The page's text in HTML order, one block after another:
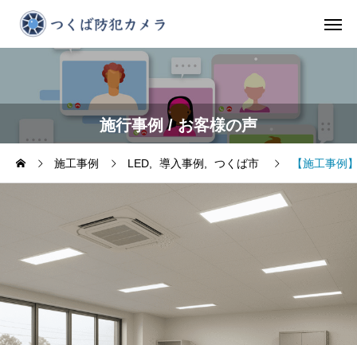
施行事例 / お客様の声
施工事例 LED 導入事例 つくば市 【施工事例